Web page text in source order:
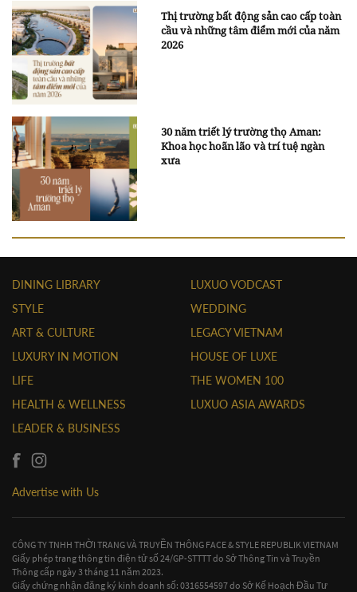
Thị trường bất động sản cao cấp toàn
cầu và những tâm điểm mới của năm
2026
30 năm triết lý trường thọ Aman:
Khoa học hoãn lão và trí tuệ ngàn
xưa
DINING LIBRARY
STYLE
ART & CULTURE
LUXURY IN MOTION
LIFE
HEALTH & WELLNESS
LEADER & BUSINESS
LUXUO VODCAST
WEDDING
LEGACY VIETNAM
HOUSE OF LUXE
THE WOMEN 100
LUXUO ASIA AWARDS
Advertise with Us
CÔNG TY TNHH THỜI TRANG VÀ TRUYỀN THÔNG FACE & STYLE REPUBLIK VIETNAM
Giấy phép trang thông tin điện tử số 24/GP-STTTT do Sở Thông Tin và Truyền
Thông cấp ngày 3 tháng 11 năm 2023.
Giấy chứng nhận đăng ký kinh doanh số: 0316554597 do Sở Kế Hoạch Đầu Tư